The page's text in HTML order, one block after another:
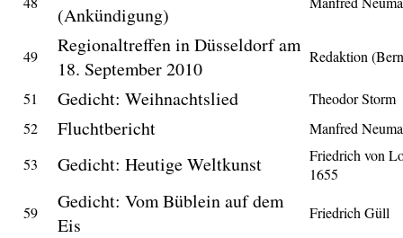
(Ankündigung)
49
Regionaltreffen in Düsseldorf am
18. September 2010
Redaktion
51 Gedicht: Weihnachtslied
Theodor Storm
52
Fluchtbericht
Manfred
53
Gedicht: Heutige Weltkunst
Friedrich von
1655
59
Gedicht: Vom Büblein auf dem
Eis
Friedrich Güll